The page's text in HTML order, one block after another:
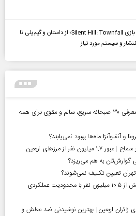
بررسی بازی Silent Hill: Townfall؛ از داستان و گیم‌پلی تا
و سیستم مورد نیاز
صبحانه چی درست کنم؟ معرفی ۳۰ صبحانه سریع، سالم و مقوی برای همه
و آنفلوآنزا ماه‌ها بهبود نمی‌یابند؟
گوارش‌تان به هم می‌ریزد؟
تعیین تکلیف نمی‌شوند؟
آمار معلولیت در ایران | بیش از ۱۰.۵ میلیون نفر با محدودیت عملکردی
اربعین | بهترین نوشیدنی ضد عطش و